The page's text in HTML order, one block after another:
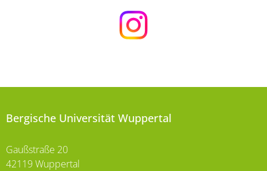
Bergische Universität Wuppertal
Gaußstraße 20
42119 Wuppertal